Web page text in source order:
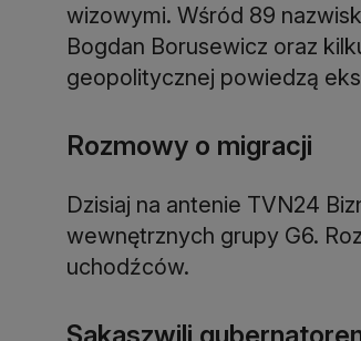
wizowymi. Wśród 89
Bogdan Borusewicz oraz
geopolitycznej powiedzą
Rozmowy o migracji
Dzisiaj na antenie TVN24
wewnętrznych grupy G6.
uchodźców.
Sakaszwili